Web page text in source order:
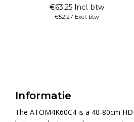
€63,25 Incl. btw
€52,27 Excl. btw
Informatie
The ATOM4K60C4 is a 40-80cm